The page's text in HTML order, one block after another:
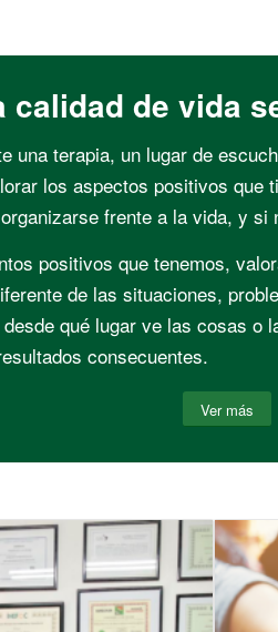
calidad de vida
una terapia, un lugar de
los aspectos positivos que
frente a la vida, y si
positivos que tenemos,
de las situaciones,
qué lugar ve las cosas o
consecuentes.
Ver más